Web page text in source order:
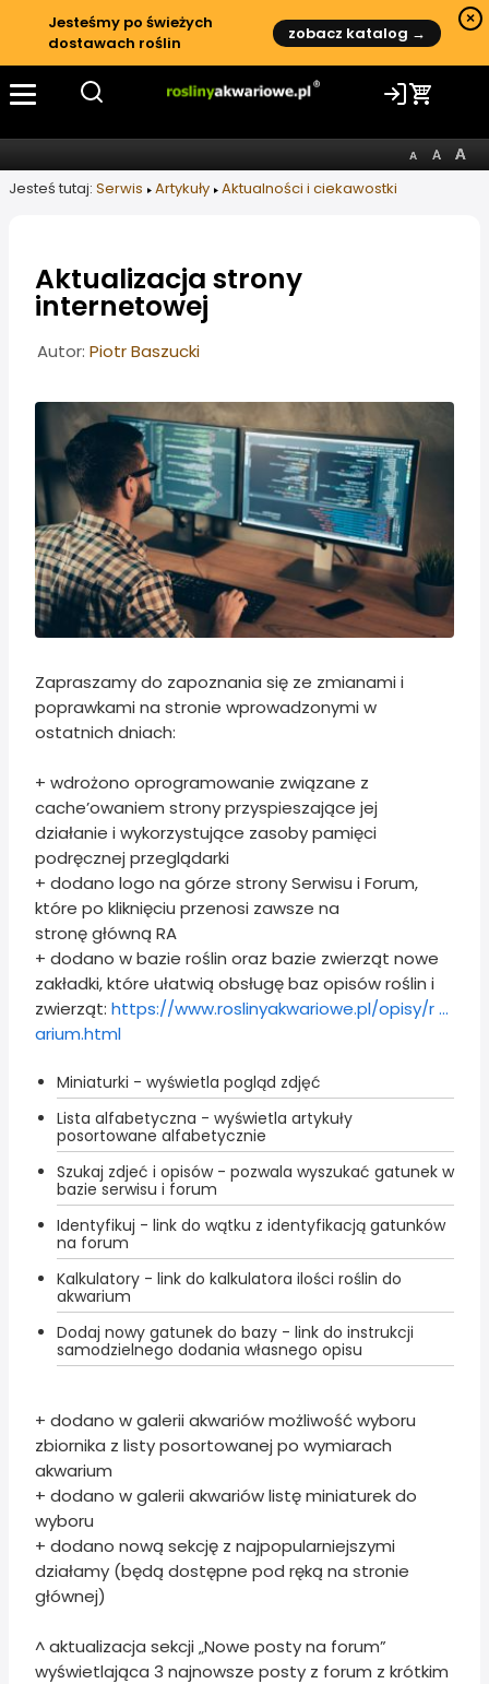
Jesteśmy po świeżych
dostawach roślin
zobacz katalog →
×
Jesteś tutaj: Serwis Artykuły Aktualności i ciekawostki
Aktualizacja strony
internetowej
Informacje o artykule
Autor: Piotr Baszucki
Zapraszamy do zapoznania się ze zmianami i
poprawkami na stronie wprowadzonymi w
ostatnich dniach:
+ wdrożono oprogramowanie związane z
cache’owaniem strony przyspieszające jej
działanie i wykorzystujące zasoby pamięci
podręcznej przeglądarki
+ dodano logo na górze strony Serwisu i Forum,
które po kliknięciu przenosi zawsze na
stronę główną RA
+ dodano w bazie roślin oraz bazie zwierząt nowe
zakładki, które ułatwią obsługę baz opisów roślin i
zwierząt: https://www.roslinyakwariowe.pl/opisy/r ...
arium.html
Miniaturki - wyświetla pogląd zdjęć
Lista alfabetyczna - wyświetla artykuły
posortowane alfabetycznie
Szukaj zdjeć i opisów - pozwala wyszukać gatunek w
bazie serwisu i forum
Identyfikuj - link do wątku z identyfikacją gatunków
na forum
Kalkulatory - link do kalkulatora ilości roślin do
akwarium
Dodaj nowy gatunek do bazy - link do instrukcji
samodzielnego dodania własnego opisu
+ dodano w galerii akwariów możliwość wyboru
zbiornika z listy posortowanej po wymiarach
akwarium
+ dodano w galerii akwariów listę miniaturek do
wyboru
+ dodano nową sekcję z najpopularniejszymi
działamy (będą dostępne pod ręką na stronie
głównej)
^ aktualizacja sekcji „Nowe posty na forum”
wyświetlająca 3 najnowsze posty z forum z krótkim